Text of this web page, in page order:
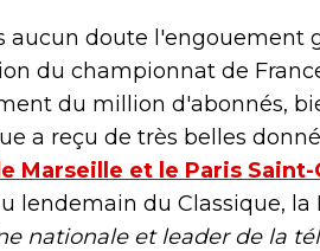
aucun doute l'engouement
du championnat de
du million d'abonnés,
a reçu de très belles
Marseille et le Paris Saint-
lendemain du Classique, la
nationale et leader de la